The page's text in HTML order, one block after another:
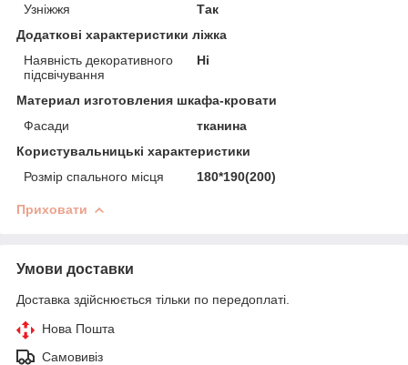
Узніжжя
Так
Додаткові характеристики ліжка
Наявність декоративного
підсвічування
Ні
Материал изготовления шкафа-кровати
Фасади
тканина
Користувальницькі характеристики
Розмір спального місця
180*190(200)
Приховати
Умови доставки
Доставка здійснюється тільки по передоплаті.
Нова Пошта
Самовивіз